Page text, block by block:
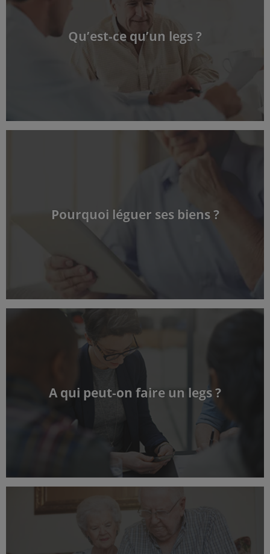
Qu’est-ce qu’un legs ?
Pourquoi léguer ses biens ?
A qui peut-on faire un legs ?